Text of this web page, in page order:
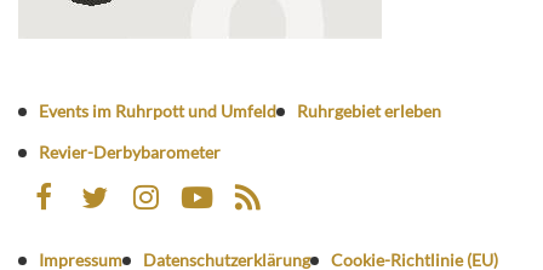
Events im Ruhrpott und Umfeld
Ruhrgebiet erleben
Revier-Derbybarometer
Impressum Datenschutzerklärung Cookie-Richtlinie (EU)